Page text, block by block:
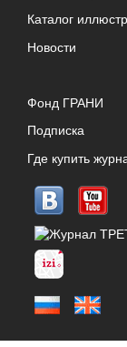
Каталог
Новости
Фонд ГРАНИ
Подписка
Где купить